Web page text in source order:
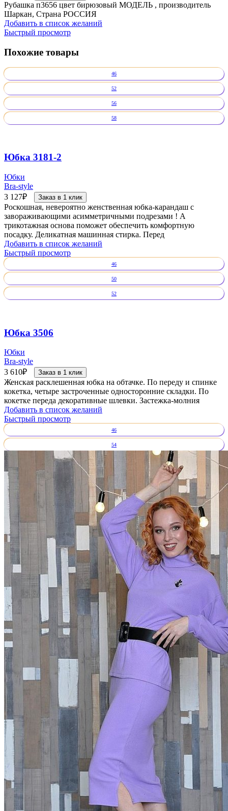
Рубашка п3656 цвет бирюзовый МОДЕЛЬ , производитель
Шаркан, Страна РОССИЯ
Добавить в список желаний
Быстрый просмотр
Похожие товары
46
52
56
58
Юбка 3181-2
Юбки
Bra-style
3 127₽ Заказ в 1 клик
Роскошная, невероятно женственная юбка-карандаш с
завораживающими асимметричными подрезами ! А
трикотажная основа поможет обеспечить комфортную
посадку. Деликатная машинная стирка. Перед
Добавить в список желаний
Быстрый просмотр
46
50
52
Юбка 3506
Юбки
Bra-style
3 610₽ Заказ в 1 клик
Женская расклешенная юбка на обтачке. По переду и спинке
кокетка, четыре застроченные односторонние складки. По
кокетке переда декоративные шлевки. Застежка-молния
Добавить в список желаний
Быстрый просмотр
46
54